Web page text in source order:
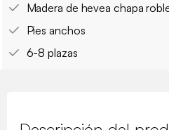
Madera de hevea chapa
Pies anchos
6-8 plazas